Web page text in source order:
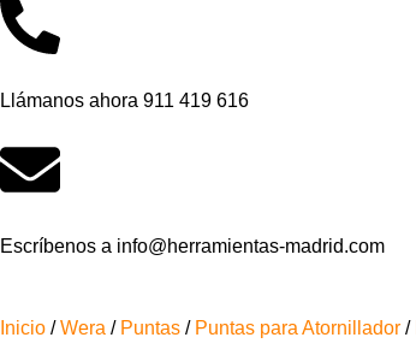
Llámanos ahora 911 419 616
Escríbenos a info@herramientas-madrid.com
Inicio /Wera / Puntas / Puntas para Atornillador /